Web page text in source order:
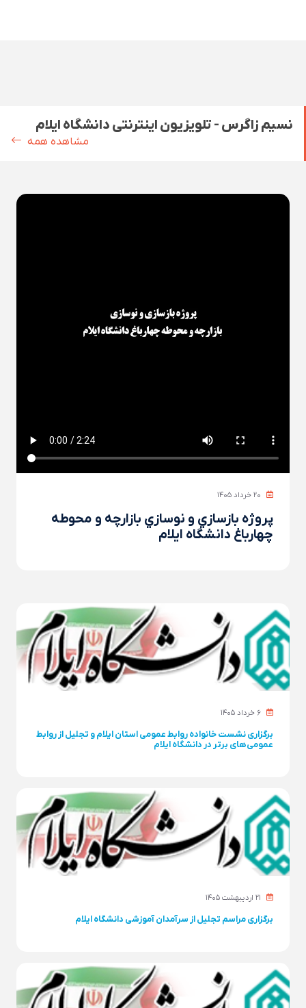
نسیم زاگرس - تلویزیون اینترنتی دانشگاه ایلام
مشاهده همه
۲۰ خرداد ۱۴۰۵
پروژه بازسازي و نوسازي بازارچه و محوطه
چهارباغ دانشگاه ايلام
۶ خرداد ۱۴۰۵
برگزاری نشست خانواده روابط عمومی استان ایلام و تجلیل از روابط
عمومی‌های برتر در دانشگاه ایلام
۲۱ ارديبهشت ۱۴۰۵
برگزاری مراسم تجلیل از سرآمدان آموزشی دانشگاه ایلام